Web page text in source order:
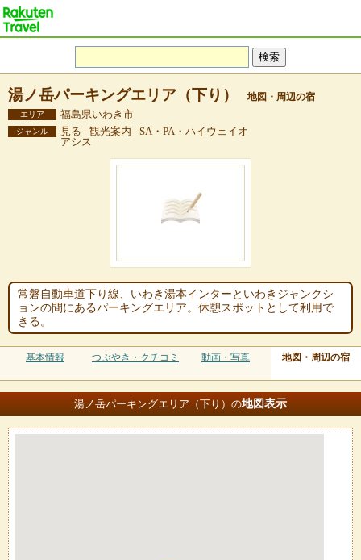
湯ノ岳パーキングエリア（下り） 地図・周辺の宿
エリア 福島県いわき市
ジャンル
見る - 観光案内 - SA・PA・ハイウェイオ
アシス
常磐自動車道下り線、いわき湯本インターといわきジャンクシ
ョンの間にあるパーキングエリア。休憩スポットとして利用で
きる。
基本情報 つぶやき・クチコミ 動画・写真 地図・周辺の宿
湯ノ岳パーキングエリア（下り）の地図表示